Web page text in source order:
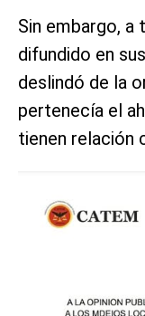
Sin embargo, a
difundido en
deslindó de la
pertenecía el
tienen relación